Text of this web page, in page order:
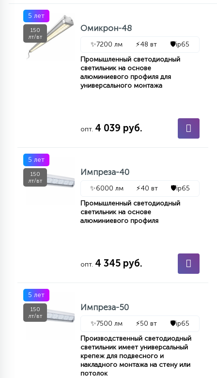
5 лет
150
лт/вт
Омикрон-48
✨7200 лм ⚡48 вт 🛡️ip65
Промышленный светодиодный
светильник на основе
алюминиевого профиля для
универсального монтажа
опт. 4 039 руб.
5 лет
150
лт/вт
Импреза-40
✨6000 лм ⚡40 вт 🛡️ip65
Промышленный светодиодный
светильник на основе
алюминиевого профиля
опт. 4 345 руб.
5 лет
150
лт/вт
Импреза-50
✨7500 лм ⚡50 вт 🛡️ip65
Производственный светодиодный
светильник имеет универсальный
крепеж для подвесного и
накладного монтажа на стену или
потолок